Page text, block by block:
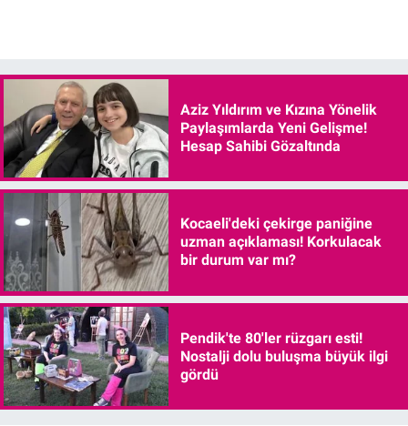
Aziz Yıldırım ve Kızına Yönelik
Paylaşımlarda Yeni Gelişme!
Hesap Sahibi Gözaltında
Kocaeli'deki çekirge paniğine
uzman açıklaması! Korkulacak
bir durum var mı?
Pendik'te 80'ler rüzgarı esti!
Nostalji dolu buluşma büyük ilgi
gördü